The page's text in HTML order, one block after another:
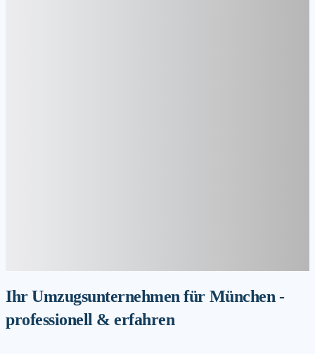
Ihr Umzugsunternehmen für München -
professionell & erfahren